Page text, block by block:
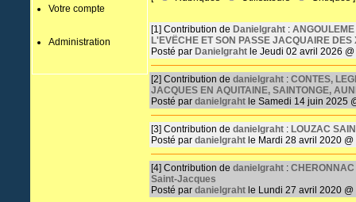
Votre compte
Administration
[1] Contribution de Danielgraht :
L'EVËCHE ET SON PASSE JACQUAIRE DES
Posté par Danielgraht le Jeudi 02 avril 2026
[2] Contribution de danielgraht : CONTES,
JACQUES EN AQUITAINE, SAINTONGE,
Posté par danielgraht le Samedi 14 juin 2025
[3] Contribution de danielgraht : LOUZAC
Posté par danielgraht le Mardi 28 avril 2020
[4] Contribution de danielgraht :
Saint-Jacques
Posté par danielgraht le Lundi 27 avril 2020